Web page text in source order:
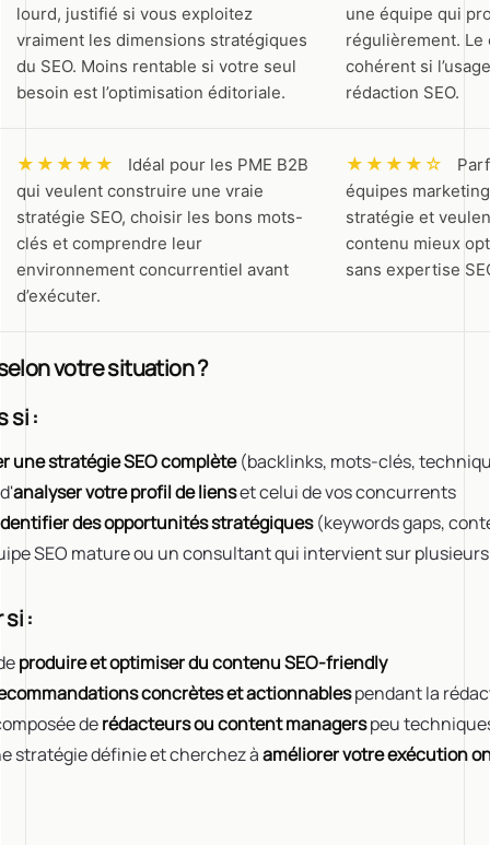
lourd, justifié si vous exploitez
vraiment les dimensions stratégiques
du SEO. Moins rentable si votre seul
besoin est l’optimisation éditoriale.
une équipe qui
régulièrement. Le
cohérent si
rédaction SEO.
★★★★★
Idéal pour les PME B2B
qui veulent construire une vraie
stratégie SEO, choisir les bons mots-
clés et comprendre leur
environnement concurrentiel avant
d’exécuter.
★★★★☆
équipes
stratégie et
contenu mieux
sans expertise
votre situation ?
si :
une stratégie SEO complète(backlinks, mots-clés,
analyser votre profil de lienset celui de vos concurrents
des opportunités stratégiques(keywords gaps,
SEO mature ou un consultant qui intervient sur
:
produire et optimiser du contenu SEO-friendly
concrètes et actionnablespendant la
derédacteurs ou content managerspeu
stratégie définie et cherchez àaméliorer votre exécution